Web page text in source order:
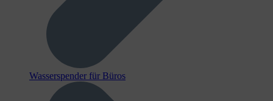
Wasserspender für Büros